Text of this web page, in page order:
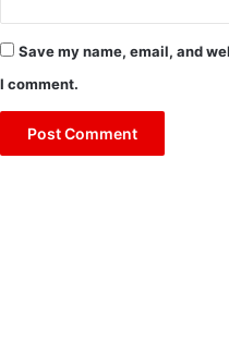
Save my name, email, and
I comment.